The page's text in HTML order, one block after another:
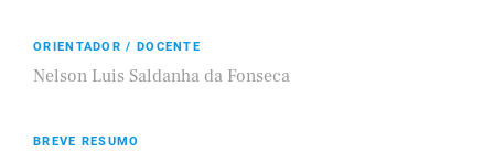
ORIENTADOR / DOCENTE
Nelson Luis Saldanha da Fonseca
BREVE RESUMO